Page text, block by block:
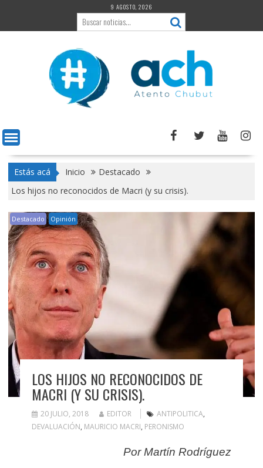
contenido
9 AGOSTO, 2026
Estás acá Inicio
Destacado
Los hijos no reconocidos de Macri (y su crisis).
Destacado Opinión
LOS HIJOS NO RECONOCIDOS DE
MACRI (Y SU CRISIS).
20 JULIO, 2018 EDITOR ANTIPOLITICA,
DEVALUACIÓN, MAURICIO MACRI, PERONISMO
Por Martín Rodríguez